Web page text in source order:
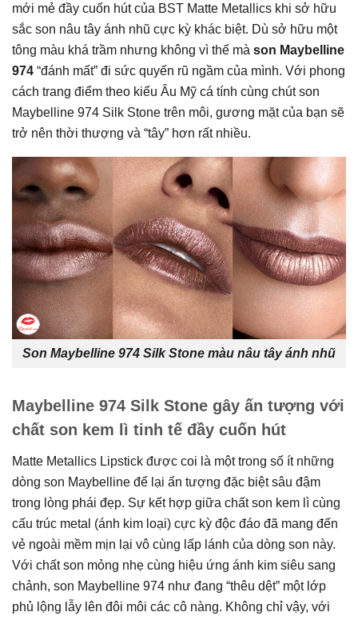
mới mẻ đầy cuốn hút của BST Matte Metallics khi sở hữu
sắc son nâu tây ánh nhũ cực kỳ khác biệt. Dù sở hữu một
tông màu khá trầm nhưng không vì thế mà son Maybelline
974 “đánh mất” đi sức quyến rũ ngầm của mình. Với phong
cách trang điểm theo kiểu Âu Mỹ cá tính cùng chút son
Maybelline 974 Silk Stone trên môi, gương mặt của bạn sẽ
trở nên thời thượng và “tây” hơn rất nhiều.
Son Maybelline 974 Silk Stone màu nâu tây ánh nhũ
Maybelline 974 Silk Stone gây ấn tượng với
chất son kem lì tinh tế đầy cuốn hút
Matte Metallics Lipstick được coi là một trong số ít những
dòng son Maybelline để lại ấn tượng đặc biệt sâu đậm
trong lòng phái đẹp. Sự kết hợp giữa chất son kem lì cùng
cấu trúc metal (ánh kim loại) cực kỳ độc đáo đã mang đến
vẻ ngoài mềm mịn lại vô cùng lấp lánh của dòng son này.
Với chất son mỏng nhẹ cùng hiệu ứng ánh kim siêu sang
chảnh, son Maybelline 974 như đang “thêu dệt” một lớp
phủ lộng lẫy lên đôi môi các cô nàng. Không chỉ vậy, với